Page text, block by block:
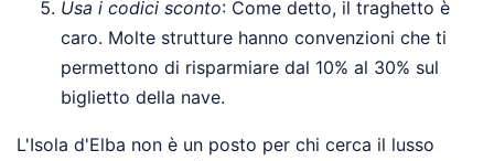
Usa i codici sconto: Come detto, il traghetto è
caro. Molte strutture hanno convenzioni che ti
permettono di risparmiare dal 10% al 30% sul
biglietto della nave.
L'Isola d'Elba non è un posto per chi cerca il lusso